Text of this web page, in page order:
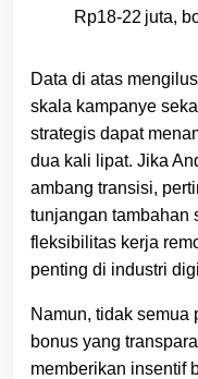
Rp18‑22 juta,
Data di atas
skala kampanye
strategis dapat
dua kali lipat. Jika
ambang transisi,
tunjangan tambahan
fleksibilitas kerja
penting di industri
Namun, tidak semua
bonus yang
memberikan insentif